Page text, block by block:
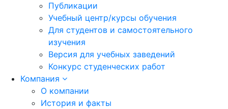
Публикации
Учебный центр/курсы обучения
Для студентов и самостоятельного
изучения
Версия для учебных заведений
Конкурс студенческих работ
Компания
О компании
История и факты